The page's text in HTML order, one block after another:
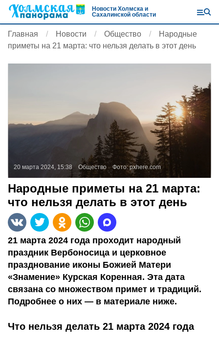
Новости Холмска и
Сахалинской области
Главная Новости Общество
Народные
приметы на 21 марта: что нельзя делать в этот день
20 марта 2024, 15:38 Общество Фото:pxhere.com
Народные приметы на 21 марта:
что нельзя делать в этот день
21 марта 2024 года проходит народный
праздник Вербоносица и церковное
празднование иконы Божией Матери
«Знамение» Курская Коренная. Эта дата
связана со множеством примет и традиций.
Подробнее о них — в материале ниже.
Что нельзя делать 21 марта 2024 года